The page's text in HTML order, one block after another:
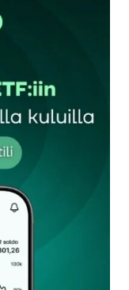
Pakolliset